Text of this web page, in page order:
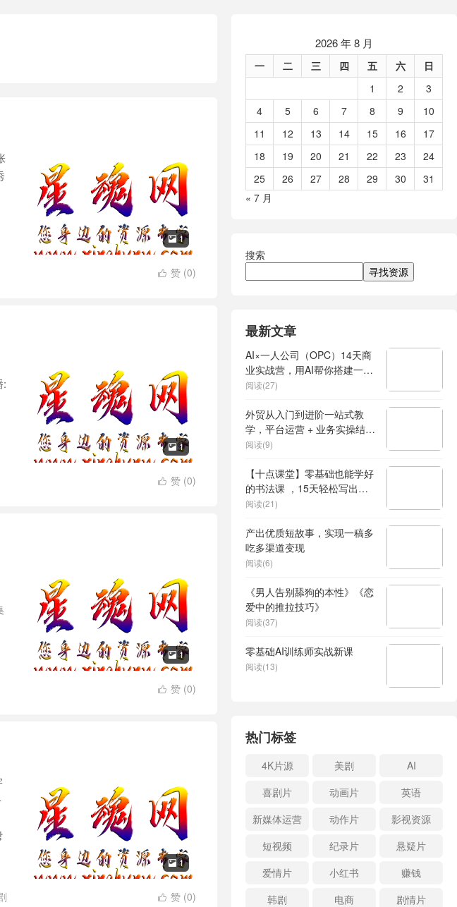
 1
 赞 (0)
 1
:
 赞 (0)
 1
 赞 (0)
 1
 赞 (0)
2026 年 8 月
一 二 三 四 五 六
日
1
2
3
4
5 6 7 8 9
10
11
12 13 14 15 16
17
18
19 20 21 22 23
24
25
26 27 28 29 30
31
« 7 月
搜索
寻找资源
最新文章
AI×一人公司（OPC）14天商
业实战营，用AI帮你搭建一个
属于你自己的、能独立賺钱的
阅读(27)
外贸从入门到进阶一站式教
学，平台运营 + 业务实操结
合，实现业绩稳步增长
阅读(9)
【十点课堂】零基础也能学好
的书法课 ，15天轻松写出漂
亮人生
阅读(21)
产出优质短故事，实现一稿多
吃多渠道变现
阅读(6)
《男人告别舔狗的本性》《恋
爱中的推拉技巧》
阅读(37)
零基础AI训练师实战新课
阅读(13)
热门标签
4K片源 美剧
AI
喜剧片
动画片
英语
新媒体运营
动作片
影视资源
短视频
纪录片
悬疑片
爱情片
小红书
赚钱
韩剧
电商
剧情片